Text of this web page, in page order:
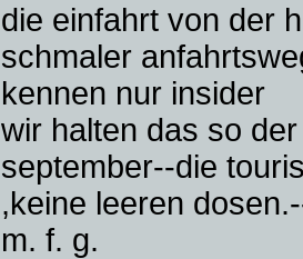
die einfahrt von der
schmaler
kennen nur insider
wir halten das so
september--die
,keine leeren
m. f. g.